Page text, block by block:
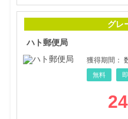
グレ
ハト郵便局
獲得期間：
無料